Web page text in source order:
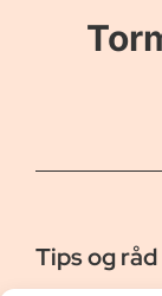
Tips og